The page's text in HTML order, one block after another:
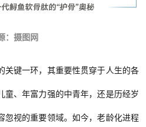
：摄图网
关键一环，其重要性贯穿于人生的各
、年富力强的中青年，还是历经岁
忽视的重要领域。如今，老龄化进程